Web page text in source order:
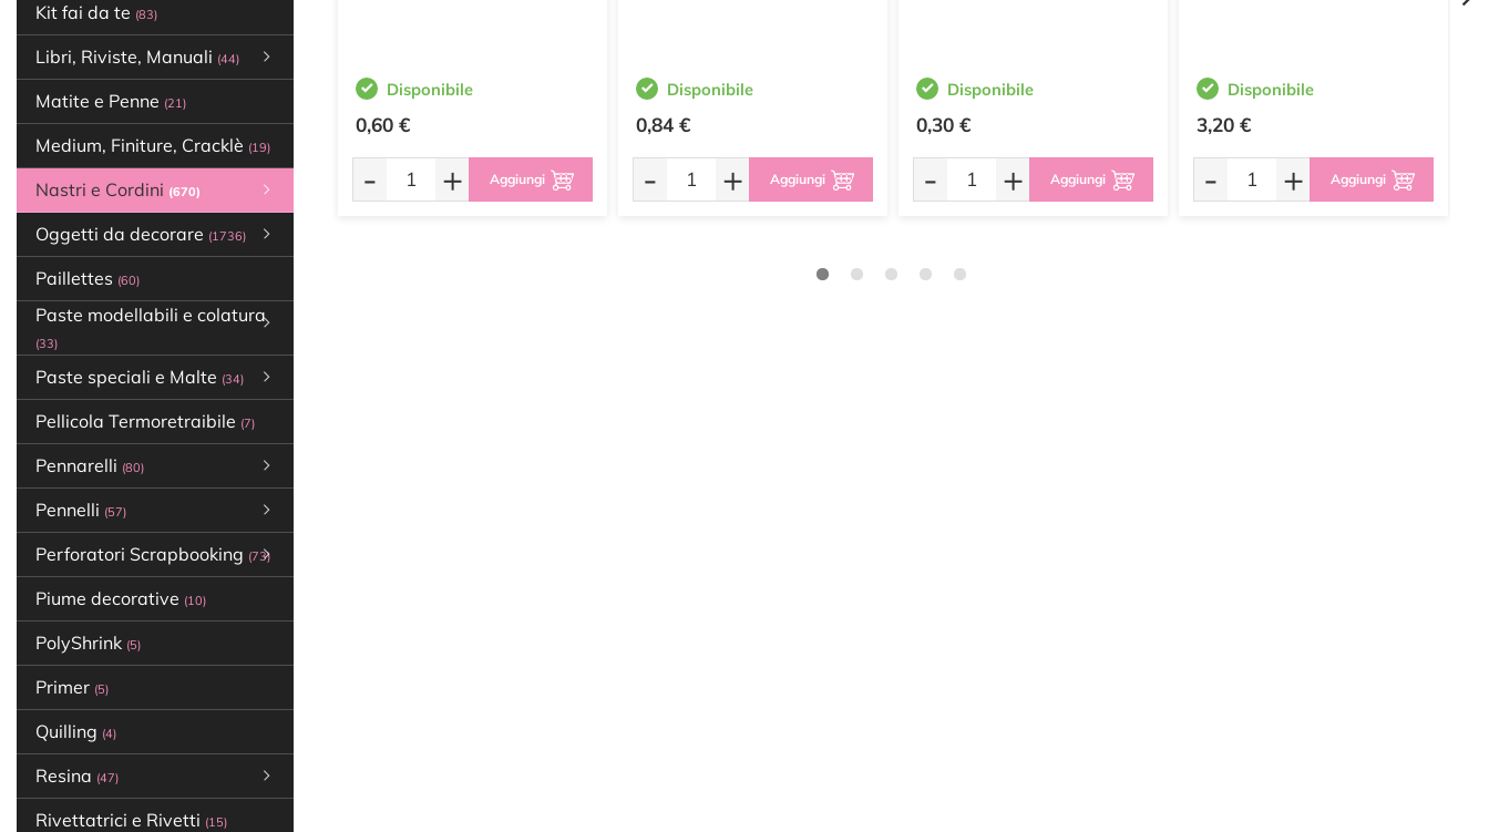
Kit fai da te (83)
Libri, Riviste, Manuali (44)
Matite e Penne (21)
Medium, Finiture, Cracklè (19)
Nastri e Cordini (670)
Oggetti da decorare (1736)
Paillettes (60)
Paste modellabili e colatura
(33)
Paste speciali e Malte (34)
Pellicola Termoretraibile (7)
Pennarelli (80)
Pennelli (57)
Perforatori Scrapbooking (73)
Piume decorative (10)
PolyShrink (5)
Primer (5)
Quilling (4)
Resina (47)
Rivettatrici e Rivetti (15)
Disponibile
0,60 €
- + Aggiungi
Disponibile
0,84 €
- + Aggiungi
Disponibile
0,30 €
- + Aggiungi
Disponibile
3,20 €
- + Aggiungi